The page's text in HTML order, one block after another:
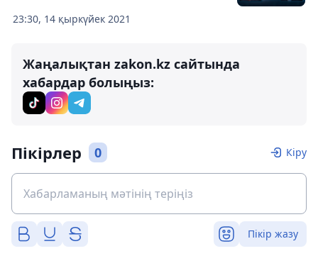
23:30, 14 қыркүйек 2021
Жаңалықтан zakon.kz сайтында
хабардар болыңыз:
Пікірлер 0 Кіру
Пікір жазу